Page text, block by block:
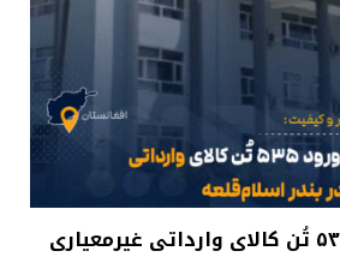
جلوگیری از ورود ۵۳۵ تُن کالای وارداتی غیرمعیاری